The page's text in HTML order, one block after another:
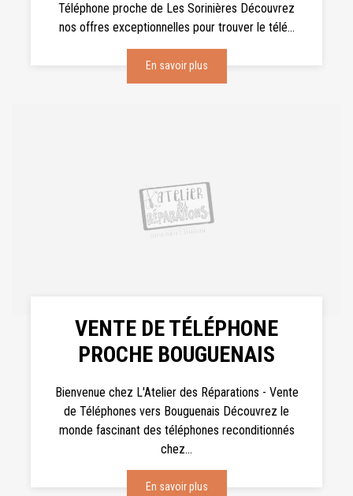
Téléphone proche de Les Sorinières Découvrez
nos offres exceptionnelles pour trouver le télé...
En savoir plus
VENTE DE TÉLÉPHONE
PROCHE BOUGUENAIS
Bienvenue chez L'Atelier des Réparations - Vente
de Téléphones vers Bouguenais Découvrez le
monde fascinant des téléphones reconditionnés
chez...
En savoir plus